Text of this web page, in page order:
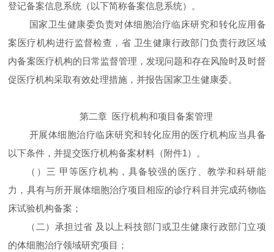
登记备案信息系统（以下简称备案信息系统）。
国家卫生健康委负责对体细胞治疗临床研究和转化应用备
案医疗机构进行监督检查，省 卫生健康行政部门负责行政区域
内备案医疗机构的日常监督管理，发现问题和存在风险时及时督
促医疗机构采取有效处理措施，并报告国家卫生健康委。
第二章 医疗机构和项目备案管理
开展体细胞治疗临床研究和转化应用的医疗机构应当具备
以下条件，并提交医疗机构备案材料（附件1）。
（）三 甲等医疗机构，具备较强的医疗、教学和科研能
力，具有与所开展体细胞治疗项目相应的诊疗科目并完成药物临
床试验机构备案；
（二）承担过省 及以上科技部门或卫生健康行政部门立项
的体细胞治疗领域研究项目；